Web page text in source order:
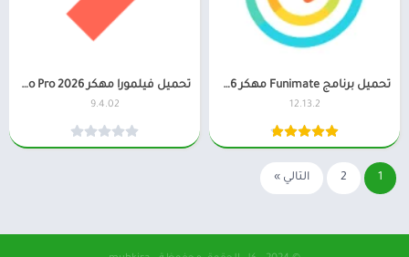
تحميل برنامج Funimate مهكر 2026 للاندرويد
12.13.2
تحميل فيلمورا مهكر FilmoraGo Pro 2026 بدون علامة مائية
9.4.02
1
2 التالي »